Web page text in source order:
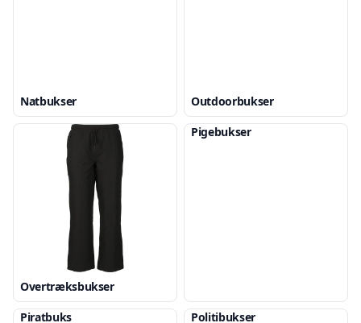
Natbukser Outdoorbukser
Overtræksbukser
Pigebukser
Piratbuks Politibukser